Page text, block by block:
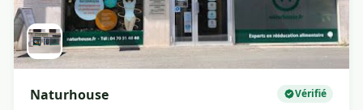
Naturhouse Vérifié